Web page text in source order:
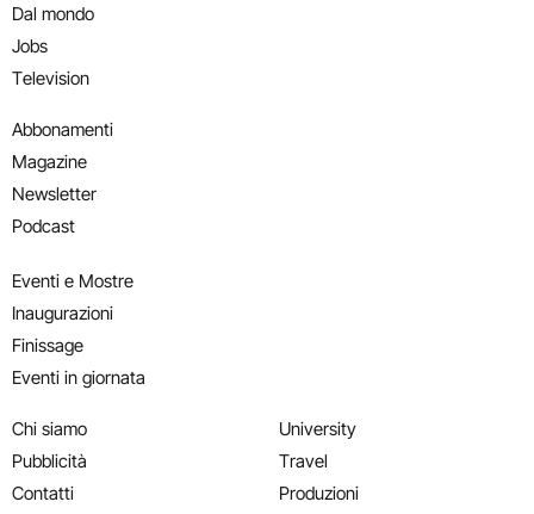
Dal mondo
Jobs
Television
Abbonamenti
Magazine
Newsletter
Podcast
Eventi e Mostre
Inaugurazioni
Finissage
Eventi in giornata
Chi siamo
Pubblicità
Contatti
University
Travel
Produzioni